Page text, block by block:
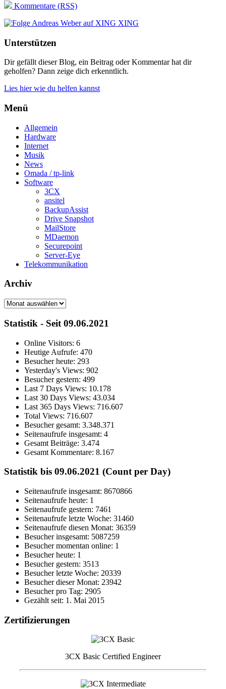
Kommentare (RSS)
XING
Unterstützen
Dir gefällt dieser Blog, ein Beitrag oder Kommentar hat dir
geholfen? Dann zeige dich erkenntlich.
Lies hier wie du helfen kannst
Menü
Allgemein
Hardware
Internet
Musik
News
Omada / tp-link
Software
3CX
ansitel
BackupAssist
Drive Snapshot
MailStore
MDaemon
Securepoint
Server-Eye
Telekommunikation
Archiv
Archiv
Statistik - Seit 09.06.2021
Online Visitors: 6
Heutige Aufrufe: 470
Besucher heute: 293
Yesterday's Views: 902
Besucher gestern: 499
Last 7 Days Views: 10.178
Last 30 Days Views: 43.034
Last 365 Days Views: 716.607
Total Views: 716.607
Besucher gesamt: 3.348.371
Seitenaufrufe insgesamt: 4
Gesamt Beiträge: 3.474
Gesamt Kommentare: 8.167
Statistik bis 09.06.2021 (Count per Day)
Seitenaufrufe insgesamt: 8670866
Seitenaufrufe heute: 1
Seitenaufrufe gestern: 7461
Seitenaufrufe letzte Woche: 31460
Seitenaufrufe diesen Monat: 36359
Besucher insgesamt: 5087259
Besucher momentan online: 1
Besucher heute: 1
Besucher gestern: 3513
Besucher letzte Woche: 20339
Besucher dieser Monat: 23942
Besucher pro Tag: 2905
Gezählt seit: 1. Mai 2015
Zertifizierungen
3CX Basic Certified Engineer